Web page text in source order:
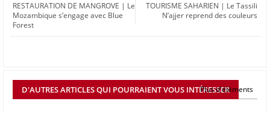
TOURISME SAHARIEN | Le Tassili
N’ajjer reprend des couleurs
RESTAURATION DE MANGROVE | Le
Mozambique s’engage avec Blue
Forest
D'AUTRES ARTICLES QUI POURRAIENT VOUS INTÉRESSER
Plus d'éléments